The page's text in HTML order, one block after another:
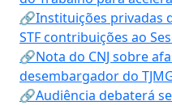
🔗Instituições privadas
STF contribuições ao
🔗Nota do CNJ sobre
desembargador do
🔗Audiência debaterá